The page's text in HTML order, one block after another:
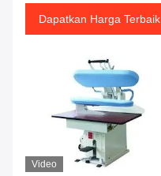
Dapatkan Harga Terbaik
Video